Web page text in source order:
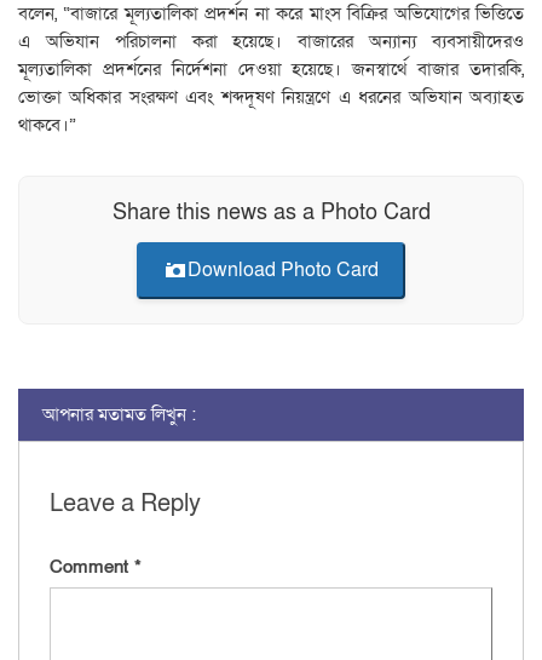
বলেন, “বাজারে মূল্যতালিকা প্রদর্শন না করে মাংস বিক্রির অভিযোগের ভিত্তিতে
এ অভিযান পরিচালনা করা হয়েছে। বাজারের অন্যান্য ব্যবসায়ীদেরও
মূল্যতালিকা প্রদর্শনের নির্দেশনা দেওয়া হয়েছে। জনস্বার্থে বাজার তদারকি,
ভোক্তা অধিকার সংরক্ষণ এবং শব্দদূষণ নিয়ন্ত্রণে এ ধরনের অভিযান অব্যাহত
থাকবে।”
Share this news as a Photo Card
Download Photo Card
আপনার মতামত লিখুন :
Leave a Reply
Comment *